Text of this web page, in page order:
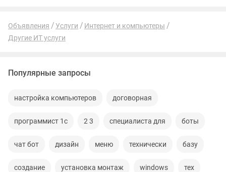
Объявления Услуги
Интернет и компьютеры
Другие ИТ услуги
Популярные запросы
настройка компьютеров договорная
программист 1с 2 3 специалиста для боты
чат бот дизайн меню технически базу
создание установка монтаж windows тех